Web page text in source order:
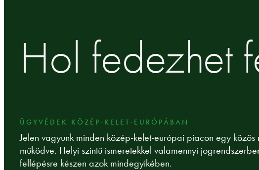
Hol fedezhet
ÜGYVÉDEK KÖZÉP-KELET-EURÓPÁBAN
Jelen vagyunk minden közép-kelet-európai piacon egy közös
működve. Helyi szintű ismeretekkel valamennyi
fellépésre készen azok mindegyikében.